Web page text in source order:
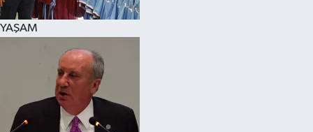
YAŞAM